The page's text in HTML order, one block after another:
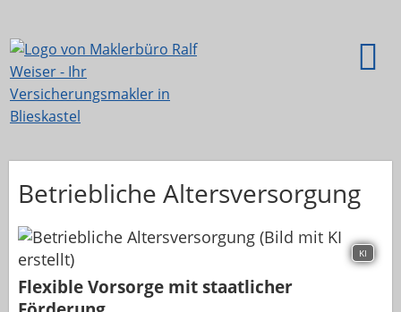
Betriebliche Altersversorgung
KI
Flexible Vorsorge mit staatlicher